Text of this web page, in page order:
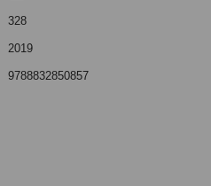
328
2019
9788832850857